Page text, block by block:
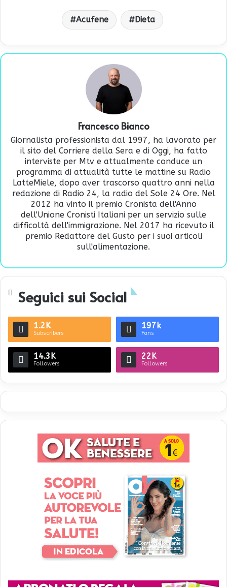
Acufene Dieta
Francesco Bianco
Giornalista professionista dal 1997, ha lavorato per
il sito del Corriere della Sera e di Oggi, ha fatto
interviste per Mtv e attualmente conduce un
programma di attualità tutte le mattine su Radio
LatteMiele, dopo aver trascorso quattro anni nella
redazione di Radio 24, la radio del Sole 24 Ore. Nel
2012 ha vinto il premio Cronista dell'Anno
dell'Unione Cronisti Italiani per un servizio sulle
difficoltà dell'immigrazione. Nel 2017 ha ricevuto il
premio Redattore del Gusto per i suoi articoli
sull'alimentazione.
Seguici sui Social
1.2K
Subscribers
197k
Fans
14.3K
Followers
22K
Followers